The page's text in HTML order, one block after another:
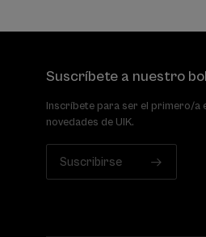
Suscríbete a nuestro
Inscríbete para ser el primero/a
novedades de UIK.
Suscribirse